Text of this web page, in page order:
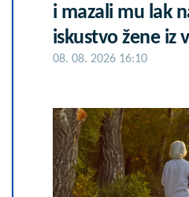
i mazali mu lak
iskustvo žene iz
08. 08. 2026 16:10